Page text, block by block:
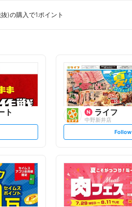
)の購入で1ポイント
ト ライフ
中野新井店
s
t
l
o
w
Follow